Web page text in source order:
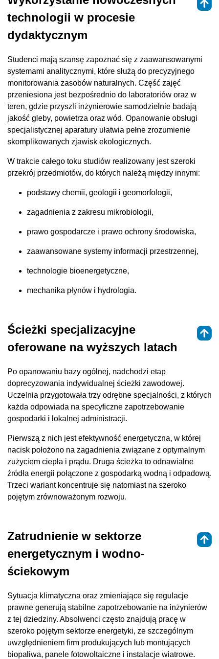
technologii w procesie
dydaktycznym
Studenci mają szansę zapoznać się z zaawansowanymi
systemami analitycznymi, które służą do precyzyjnego
monitorowania zasobów naturalnych. Część zajęć
przeniesiona jest bezpośrednio do laboratoriów oraz w
teren, gdzie przyszli inżynierowie samodzielnie badają
jakość gleby, powietrza oraz wód. Opanowanie obsługi
specjalistycznej aparatury ułatwia pełne zrozumienie
skomplikowanych zjawisk ekologicznych.
W trakcie całego toku studiów realizowany jest szeroki
przekrój przedmiotów, do których należą między innymi:
podstawy chemii, geologii i geomorfologii,
zagadnienia z zakresu mikrobiologii,
prawo gospodarcze i prawo ochrony środowiska,
zaawansowane systemy informacji przestrzennej,
technologie bioenergetyczne,
mechanika płynów i hydrologia.
Ścieżki specjalizacyjne
oferowane na wyższych latach
Po opanowaniu bazy ogólnej, nadchodzi etap
doprecyzowania indywidualnej ścieżki zawodowej.
Uczelnia przygotowała trzy odrębne specjalności, z których
każda odpowiada na specyficzne zapotrzebowanie
gospodarki i lokalnej administracji.
Pierwszą z nich jest efektywność energetyczna, w której
nacisk położono na zagadnienia związane z optymalnym
zużyciem ciepła i prądu. Druga ścieżka to odnawialne
źródła energii połączone z gospodarką wodną i odpadową.
Trzeci wariant koncentruje się natomiast na szeroko
pojętym zrównoważonym rozwoju.
Zatrudnienie w sektorze
energetycznym i wodno-
ściekowym
Sytuacja klimatyczna oraz zmieniające się regulacje
prawne generują stabilne zapotrzebowanie na inżynierów
z tej dziedziny. Absolwenci często znajdują pracę w
szeroko pojętym sektorze energetyki, ze szczególnym
uwzględnieniem firm produkujących lub montujących
biopaliwa, panele fotowoltaiczne i instalacje wiatrowe.